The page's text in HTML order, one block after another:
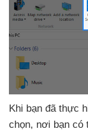
Khi bạn đã thực
chọn, nơi bạn có